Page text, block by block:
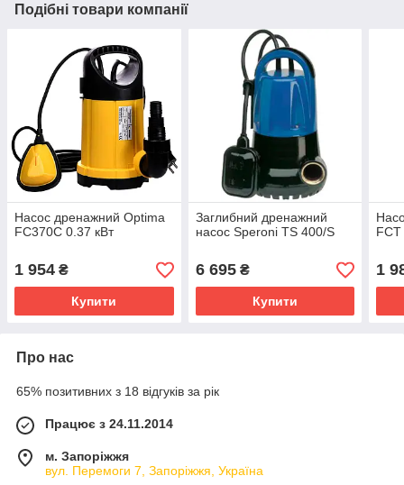
Подібні товари компанії
Насос дренажний Optima
FC370C 0.37 кВт
1 954 ₴
Купити
Заглибний дренажний
насос Speroni TS 400/S
6 695₴
Купити
FCT
1
Про нас
65% позитивних з 18 відгуків за рік
Працює з 24.11.2014
м. Запоріжжя
вул. Перемоги 7, Запоріжжя, Україна